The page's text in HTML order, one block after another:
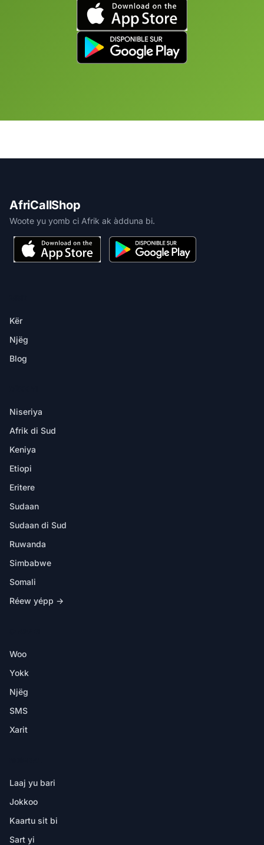
AfriCallShop
Woote yu yomb ci Afrik ak àdduna bi.
Kër
Njëg
Blog
Niseriya
Afrik di Sud
Keniya
Etiopi
Eritere
Sudaan
Sudaan di Sud
Ruwanda
Simbabwe
Somali
Réew yépp →
Woo
Yokk
Njëg
SMS
Xarit
Laaj yu bari
Jokkoo
Kaartu sit bi
Sart yi